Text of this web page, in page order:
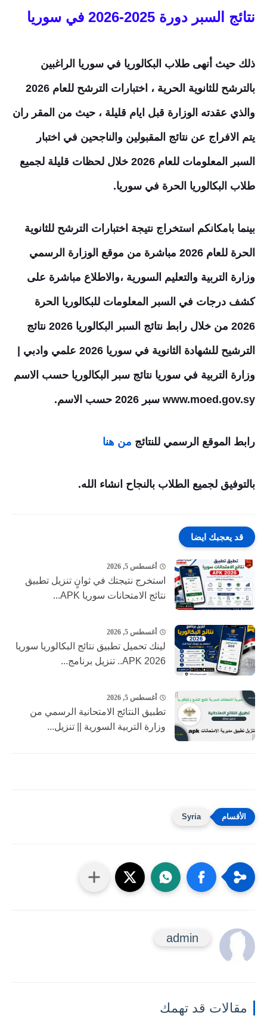
نتائج السبر دورة 2025-2026 في سوريا
ذلك حيث أنهى طلاب البكالوريا في سوريا الراغبين
بالترشح للثانوية الحرية ، اختبارات الترشح للعام 2026
والذي عقدته الوزارة قبل ايام قليلة ، حيث من المقر ران
يتم الافراج عن نتائج المقبولين والناجحين في اختبار
السبر المعلومات للعام 2026 خلال لحظات قليلة لجميع
طلاب البكالوريا الحرة في سوريا.
بينما بامكانكم استخراج نتيجة اختبارات الترشح للثانوية
الحرة للعام 2026 مباشرة من موقع الوزارة الرسمي
وزارة التربية والتعليم السورية ،والاطلاع مباشرة على
كشف درجات في السبر المعلومات للبكالوريا الحرة
2026 من خلال رابط نتائج السبر البكالوريا 2026 نتائج
الترشيح للشهادة الثانوية في سوريا 2026 علمي وادبي |
وزارة التربية في سوريا نتائج سبر البكالوريا حسب الاسم
www.moed.gov.sy سبر 2026 حسب الاسم.
رابط الموقع الرسمي للنتائج من هنا
بالتوفيق لجميع الطلاب بالنجاح انشاء الله.
قد يعجبك ايضا
أغسطس 5, 2026
استخرج نتيجتك في ثوانٍ تنزيل تطبيق
نتائج الامتحانات سوريا APK...
أغسطس 5, 2026
لينك تحميل تطبيق نتائج البكالوريا سوريا
2026 APK.. تنزيل برنامج...
أغسطس 5, 2026
تطبيق النتائج الامتحانية الرسمي من
وزارة التربية السورية || تنزيل...
Syria
admin
مقالات قد تهمك